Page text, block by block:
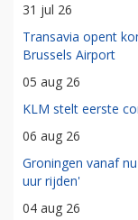
31 jul 26
Transavia opent
Brussels Airport
05 aug 26
KLM stelt eerste
06 aug 26
Groningen vanaf
uur rijden'
04 aug 26